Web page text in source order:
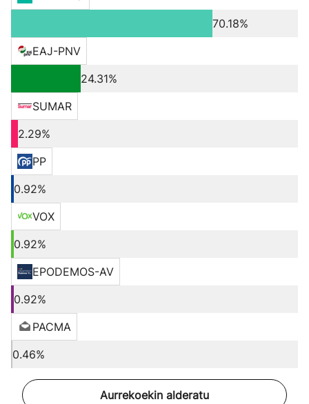
70.18%
EAJ-PNV
24.31%
SUMAR
2.29%
PP
0.92%
VOX
0.92%
EPODEMOS-AV
0.92%
PACMA
0.46%
Aurrekoekin alderatu